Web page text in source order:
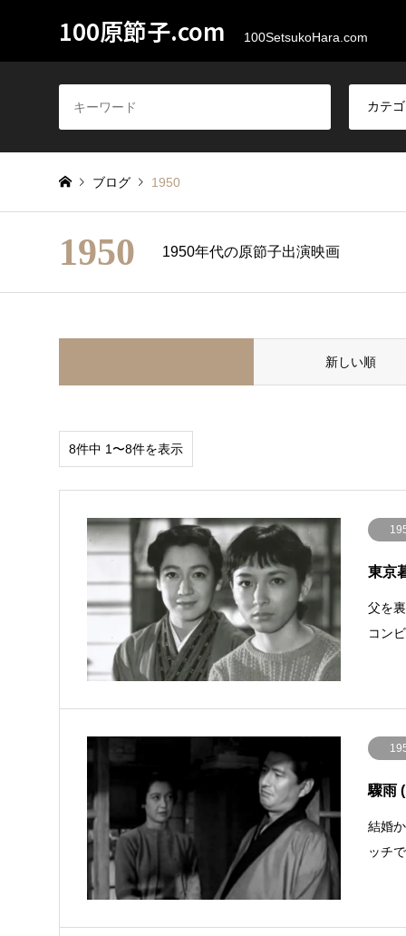
100原節子.com 100SetsukoHara.com
ブログ 1950
1950 1950年代の原節子出演映画
新しい順
8件中 1〜8件を表示
東京
父を
コン
驟雨
結婚
ッチ